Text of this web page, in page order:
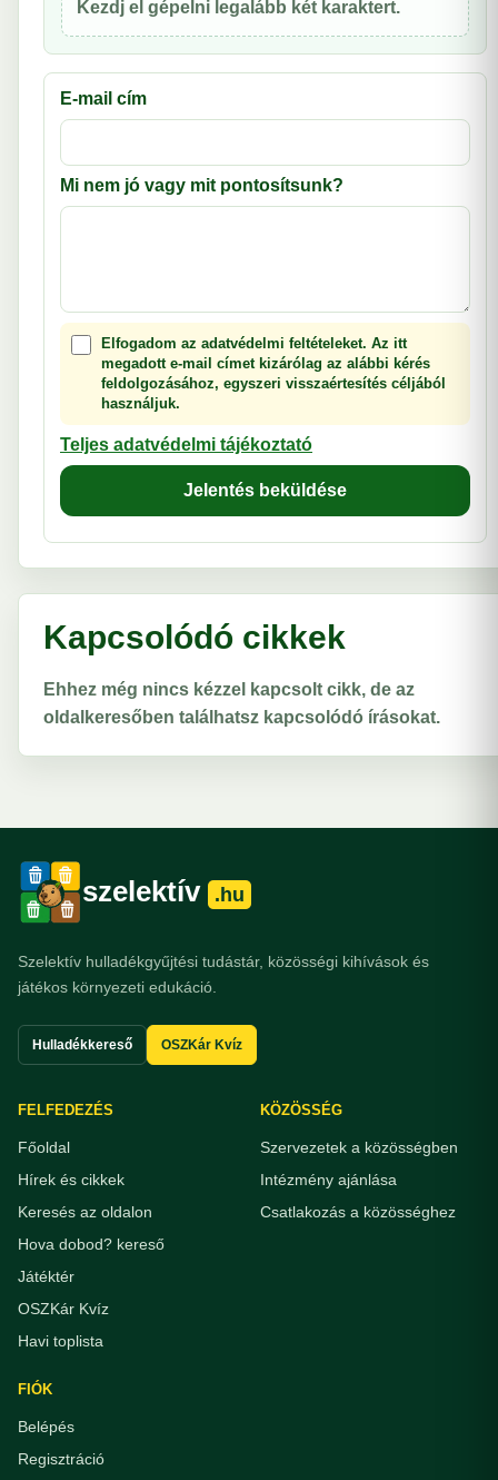
Kezdj el gépelni legalább két karaktert.
E-mail cím
Mi nem jó vagy mit pontosítsunk?
Elfogadom az adatvédelmi feltételeket. Az itt
megadott e-mail címet kizárólag az alábbi kérés
feldolgozásához, egyszeri visszaértesítés céljából
használjuk.
Teljes adatvédelmi tájékoztató
Jelentés beküldése
Kapcsolódó cikkek
Ehhez még nincs kézzel kapcsolt cikk, de az
oldalkeresőben találhatsz kapcsolódó írásokat.
szelektív .hu
Szelektív hulladékgyűjtési tudástár, közösségi kihívások és
játékos környezeti edukáció.
Hulladékkereső OSZKár Kvíz
FELFEDEZÉS
Főoldal
Hírek és cikkek
Keresés az oldalon
Hova dobod? kereső
Játéktér
OSZKár Kvíz
Havi toplista
KÖZÖSSÉG
Szervezetek a közösségben
Intézmény ajánlása
Csatlakozás a közösséghez
FIÓK
Belépés
Regisztráció